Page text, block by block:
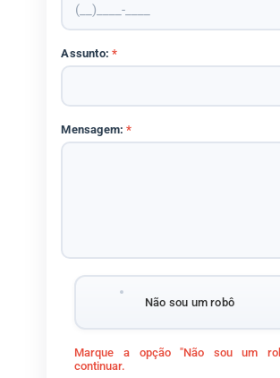
Assunto:*
Mensagem:*
Não sou um robô
Marque a opção "Não sou um
continuar.